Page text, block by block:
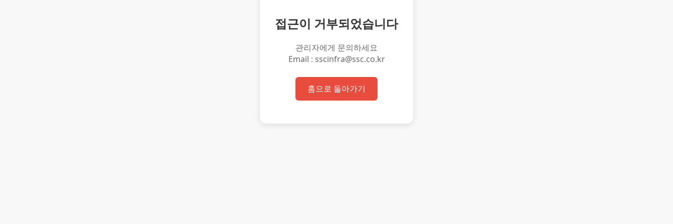
접근이 거부되었습니다
관리자에게 문의하세요
Email : sscinfra@ssc.co.kr
홈으로 돌아가기